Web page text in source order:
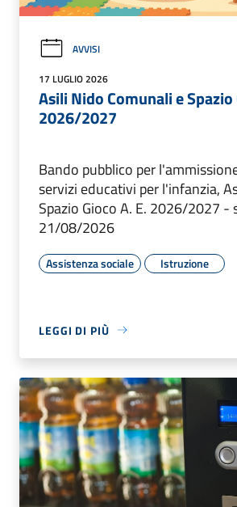
AVVISI
17 LUGLIO 2026
Asili Nido Comunali e Spazio
2026/2027
Bando pubblico per
servizi educativi per l'infanzia,
Spazio Gioco A. E. 2026/2027 -
21/08/2026
Assistenza sociale Istruzione
LEGGI DI PIÙ